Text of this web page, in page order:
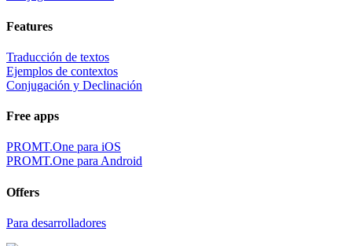
Features
Traducción de textos
Ejemplos de contextos
Conjugación y Declinación
Free apps
PROMT.One para iOS
PROMT.One para Android
Offers
Para desarrolladores